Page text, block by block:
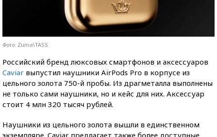
Фото: Zuma\TASS
Российский бренд люксовых смартфонов и аксессуаров
Caviar выпустил наушники AirPods Pro в корпусе из
цельного золота 750-й пробы. Из драгметалла выполнены
не только сами наушники, но и кейс для них. Аксессуар
стоит 4 млн 320 тысяч рублей.
Наушники из цельного золота вышли в единственном
экземпляре. Caviar предлагает также более доступные